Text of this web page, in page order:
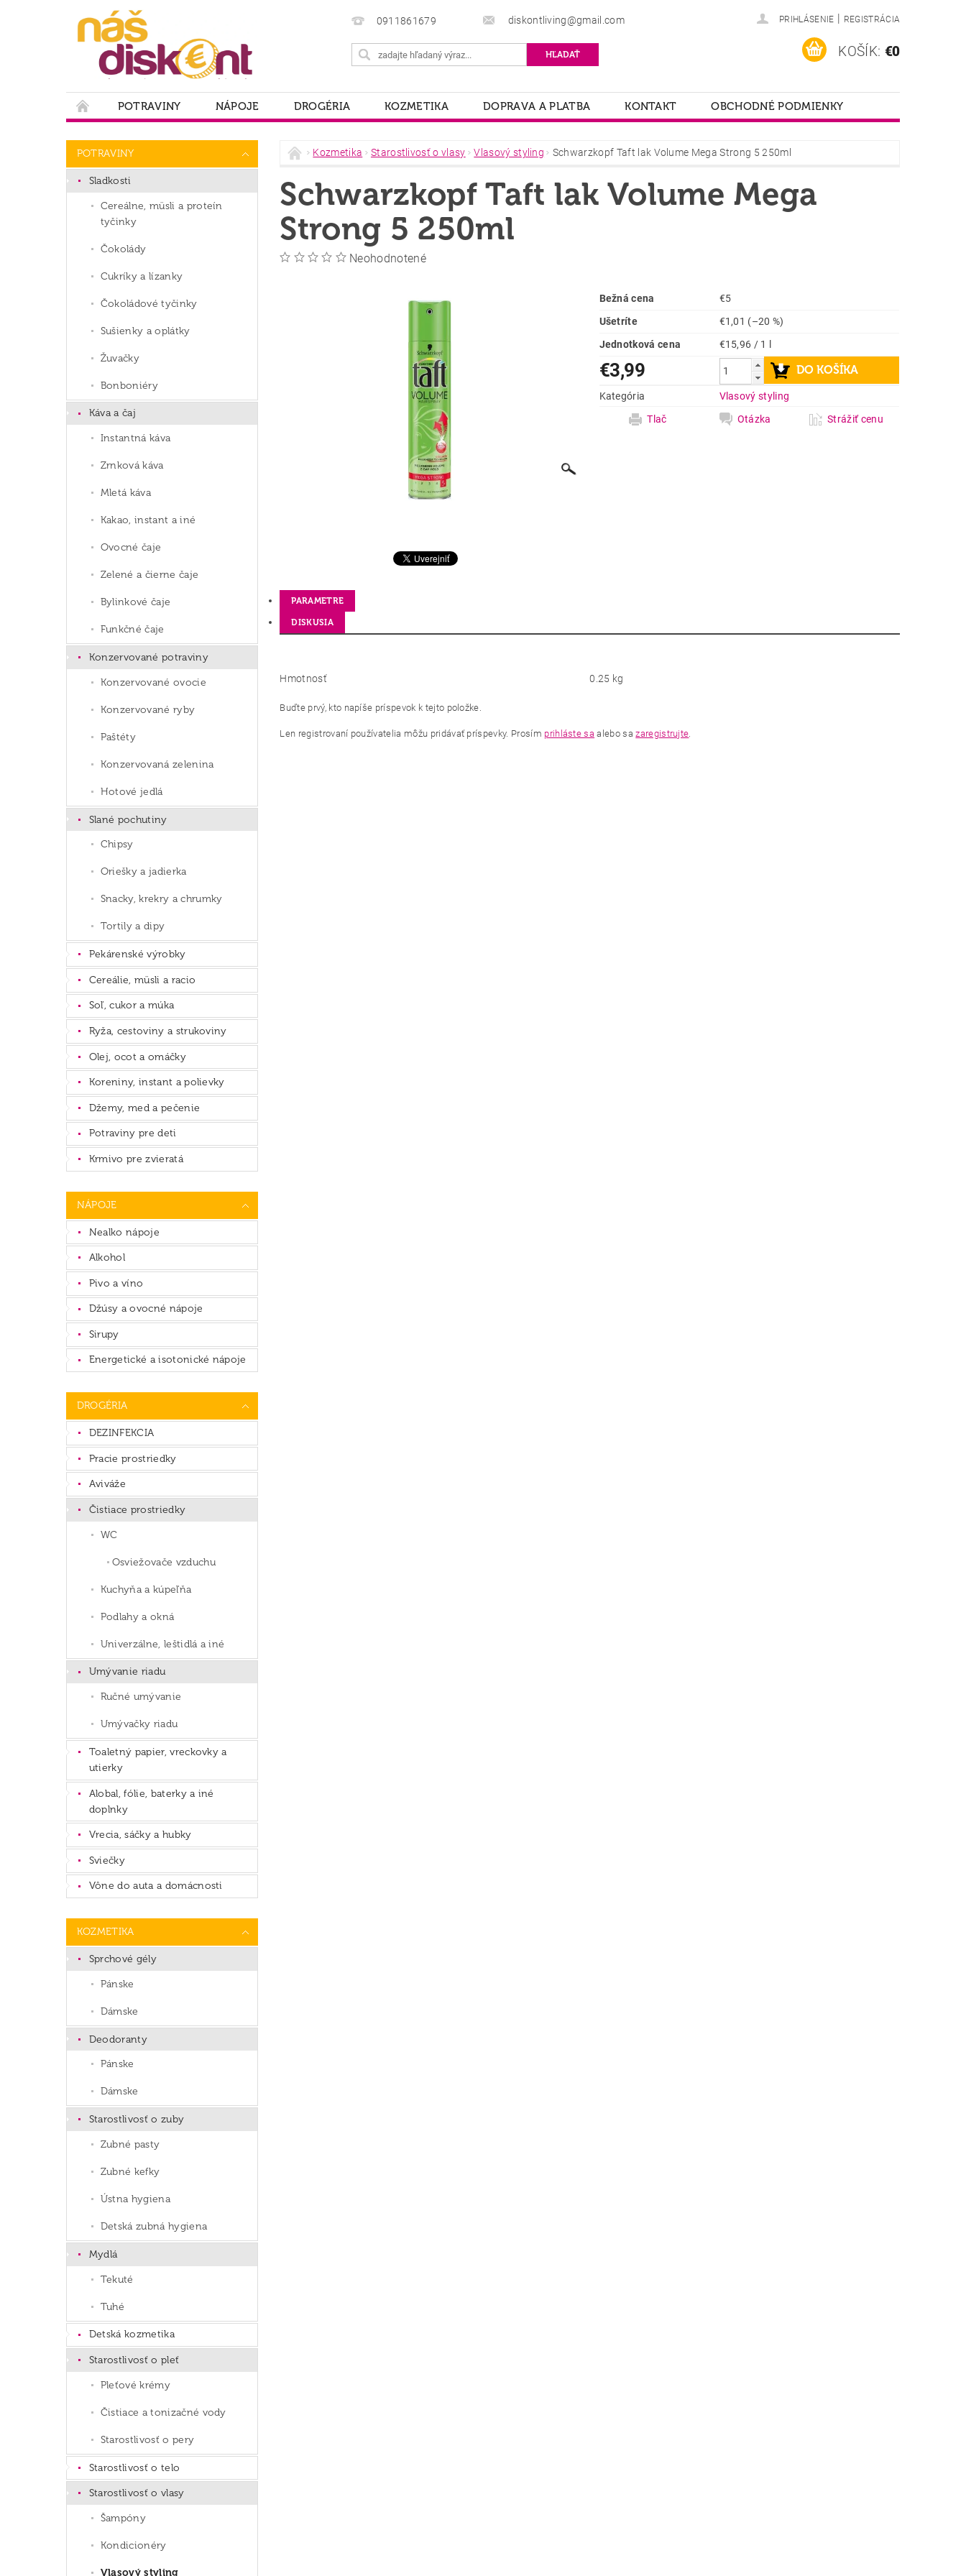
0911861679 diskontliving@gmail.com PRIHLÁSENIE | REGISTRÁCIA
KOŠÍK: €0
POTRAVINY NÁPOJE DROGÉRIA KOZMETIKA DOPRAVA A PLATBA KONTAKT
OBCHODNÉ PODMIENKY
POTRAVINY
Sladkosti
Cereálne, müsli a proteín
tyčinky
Čokolády
Cukríky a lízanky
Čokoládové tyčinky
Sušienky a oplátky
Žuvačky
Bonboniéry
Káva a čaj
Instantná káva
Zrnková káva
Mletá káva
Kakao, instant a iné
Ovocné čaje
Zelené a čierne čaje
Bylinkové čaje
Funkčné čaje
Konzervované potraviny
Konzervované ovocie
Konzervované ryby
Paštéty
Konzervovaná zelenina
Hotové jedlá
Slané pochutiny
Chipsy
Oriešky a jadierka
Snacky, krekry a chrumky
Tortily a dipy
Pekárenské výrobky
Cereálie, müsli a racio
Soľ, cukor a múka
Ryža, cestoviny a strukoviny
Olej, ocot a omáčky
Koreniny, instant a polievky
Džemy, med a pečenie
Potraviny pre deti
Krmivo pre zvieratá
NÁPOJE
Nealko nápoje
Alkohol
Pivo a víno
Džúsy a ovocné nápoje
Sirupy
Energetické a isotonické nápoje
DROGÉRIA
DEZINFEKCIA
Pracie prostriedky
Aviváže
Čistiace prostriedky
WC
Osviežovače vzduchu
Kuchyňa a kúpeľňa
Podlahy a okná
Univerzálne, leštidlá a iné
Umývanie riadu
Ručné umývanie
Umývačky riadu
Toaletný papier, vreckovky a
utierky
Alobal, fólie, baterky a iné
doplnky
Vrecia, sáčky a hubky
Sviečky
Vône do auta a domácnosti
KOZMETIKA
Sprchové gély
Pánske
Dámske
Deodoranty
Pánske
Dámske
Starostlivosť o zuby
Zubné pasty
Zubné kefky
Ústna hygiena
Detská zubná hygiena
Mydlá
Tekuté
Tuhé
Detská kozmetika
Starostlivosť o pleť
Pleťové krémy
Čistiace a tonizačné vody
Starostlivosť o pery
Starostlivosť o telo
Starostlivosť o vlasy
Šampóny
Kondicionéry
Vlasový styling
Kozmetika Starostlivosť o vlasy Vlasový styling Schwarzkopf Taft lak Volume Mega Strong 5 250ml
Schwarzkopf Taft lak Volume Mega
Strong 5 250ml
Neohodnotené
Bežná cena
€5
Ušetríte
€1,01 (–20 %)
Jednotková cena
€15,96 / 1 l
€3,99
Kategória
Vlasový styling
Tlač
Otázka Strážiť cenu
PARAMETRE
DISKUSIA
Hmotnosť 0.25 kg
Buďte prvý, kto napíše príspevok k tejto položke.
Len registrovaní používatelia môžu pridávať príspevky. Prosím prihláste sa alebo sazaregistrujte.